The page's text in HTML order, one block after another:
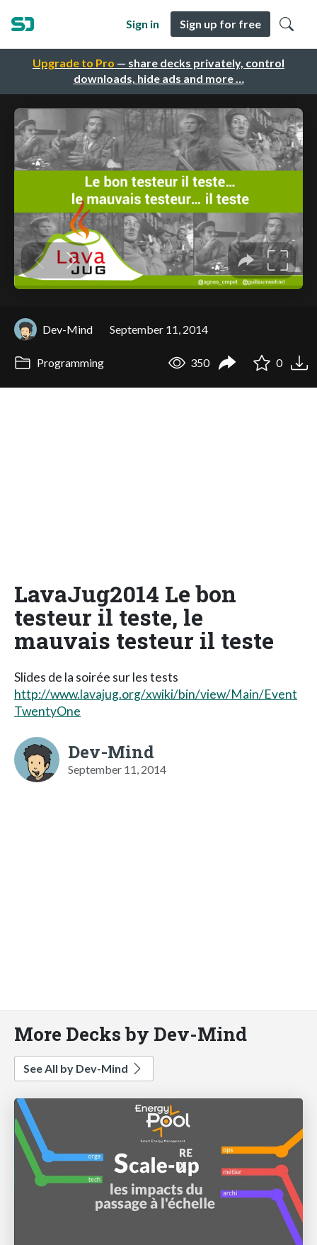
Upgrade to Pro — share decks privately, control
downloads, hide ads and more …
Sign in Sign up for free
Dev-Mind September 11, 2014
Programming 350 0
LavaJug2014 Le bon
testeur il teste, le
mauvais testeur il teste
Slides de la soirée sur les tests
http://www.lavajug.org/xwiki/bin/view/Main/Event
TwentyOne
Dev-Mind
September 11, 2014
More Decks by Dev-Mind
See All by Dev-Mind